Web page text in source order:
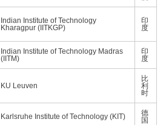
Indian Institute of Technology
Kharagpur (IITKGP)
印
度
Indian Institute of Technology Madras
(IITM)
印
度
KU Leuven
比
利
时
Karlsruhe Institute of Technology (KIT)
德
国